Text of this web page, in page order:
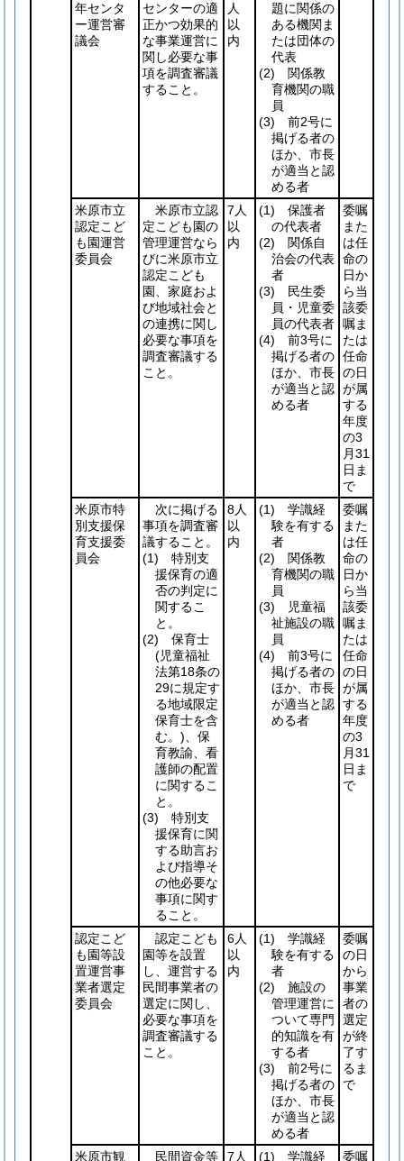
年センタ
ー運営審
議会
センターの適
正かつ効果的
な事業運営に
関し必要な事
項を調査審議
すること。
人
以
内
題に関係の
ある機関ま
たは団体の
代表
(2) 関係教
育機関の職
員
(3) 前2号に
掲げる者の
ほか、市長
が適当と認
める者
米原市立
認定こど
も園運営
委員会
米原市立認
定こども園の
管理運営なら
びに米原市立
認定こども
園、家庭およ
び地域社会と
の連携に関し
必要な事項を
調査審議する
こと。
7人
以
内
(1) 保護者
の代表者
(2) 関係自
治会の代表
者
(3) 民生委
員・児童委
員の代表者
(4) 前3号に
掲げる者の
ほか、市長
が適当と認
める者
委嘱
また
は任
命の
日か
ら当
該委
嘱ま
たは
任命
の日
が属
する
年度
の3
月31
日ま
で
米原市特
別支援保
育支援委
員会
次に掲げる
事項を調査審
議すること。
(1) 特別支
援保育の適
否の判定に
関するこ
と。
(2) 保育士
(児童福祉
法第18条の
29に規定す
る地域限定
保育士を含
む。) 、保
育教諭、看
護師の配置
に関するこ
と。
(3) 特別支
援保育に関
する助言お
よび指導そ
の他必要な
事項に関す
ること。
8人
以
内
(1) 学識経
験を有する
者
(2) 関係教
育機関の職
員
(3) 児童福
祉施設の職
員
(4) 前3号に
掲げる者の
ほか、市長
が適当と認
める者
委嘱
また
は任
命の
日か
ら当
該委
嘱ま
たは
任命
の日
が属
する
年度
の3
月31
日ま
で
認定こど
も園等設
置運営事
業者選定
委員会
認定こども
園等を設置
し、運営する
民間事業者の
選定に関し、
必要な事項を
調査審議する
こと。
6人
以
内
(1) 学識経
験を有する
者
(2) 施設の
管理運営に
ついて専門
的知識を有
する者
(3) 前2号に
掲げる者の
ほか、市長
が適当と認
める者
委嘱
の日
から
事業
者の
選定
が終
了す
るま
で
米原市観 民間資金等 7人 (1) 学識経 委嘱